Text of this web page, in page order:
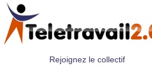
Rejoignez le collectif